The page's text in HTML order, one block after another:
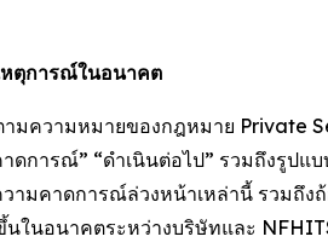
ตุการณ์ในอนาคต
วามหมายของกฎหมาย Private
าดการณ์” “ดำเนินต่อไป” รวมถึงรู
มคาดการณ์ล่วงหน้าเหล่านี้ รวมถึง
ในอนาคตระหว่างบริษัทและ